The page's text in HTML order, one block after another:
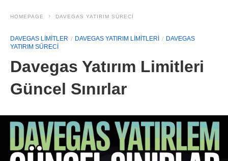
HOMEPAGE DAVEGAS YATIRIM SÜRECI
DAVEGAS LIMITLER DAVEGAS YATIRIM LIMITLERI
DAVEGAS
YATIRIM SÜRECI
Davegas Yatırım Limitleri
Güncel Sınırlar